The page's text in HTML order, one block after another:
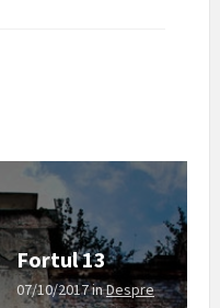
Fortul 13
07/10/2017inDespre